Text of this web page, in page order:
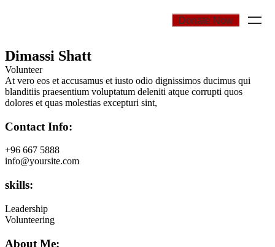
Donate Now
Dimassi Shatt
Volunteer
At vero eos et accusamus et iusto odio dignissimos ducimus qui
blanditiis praesentium voluptatum deleniti atque corrupti quos
dolores et quas molestias excepturi sint,
Contact Info:
+96 667 5888
info@yoursite.com
skills:
Leadership
Volunteering
About Me: